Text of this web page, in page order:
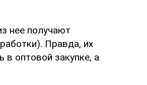
нее получают
Правда, их
в оптовой закупке, а